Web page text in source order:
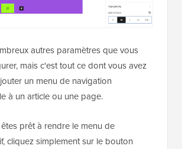
autres paramètres que vous
mais c'est tout ce dont vous avez
un menu de navigation
à un article ou une page.
prêt à rendre le menu de
cliquez simplement sur le bouton